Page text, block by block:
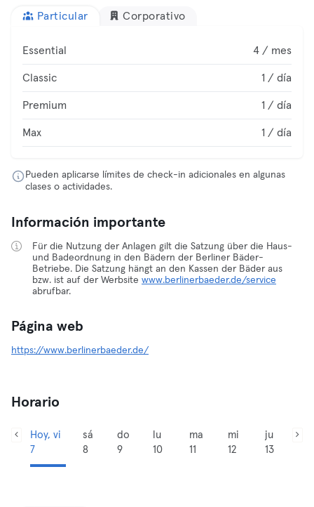
Particular Corporativo
Essential 4 / mes
Classic 1 / día
Premium 1 / día
Max 1 / día
Pueden aplicarse límites de check-in adicionales en algunas
clases o actividades.
Información importante
Für die Nutzung der Anlagen gilt die Satzung über die Haus-
und Badeordnung in den Bädern der Berliner Bäder-
Betriebe. Die Satzung hängt an den Kassen der Bäder aus
bzw. ist auf der Werbsite www.berlinerbaeder.de/service
abrufbar.
Página web
https://www.berlinerbaeder.de/
Horario
Hoy, vi
7
sá
8
do
9
lu
10
ma
11
mi
12
ju
13